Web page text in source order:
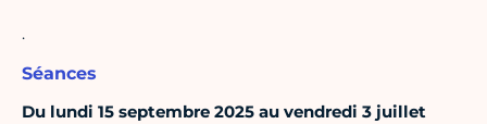
.
Séances
Du lundi 15 septembre 2025 au vendredi 3 juillet